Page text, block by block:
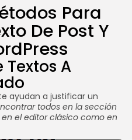
Para
De Post Y
A
ayudan a justificar un
todos en la sección
el editor clásico como en